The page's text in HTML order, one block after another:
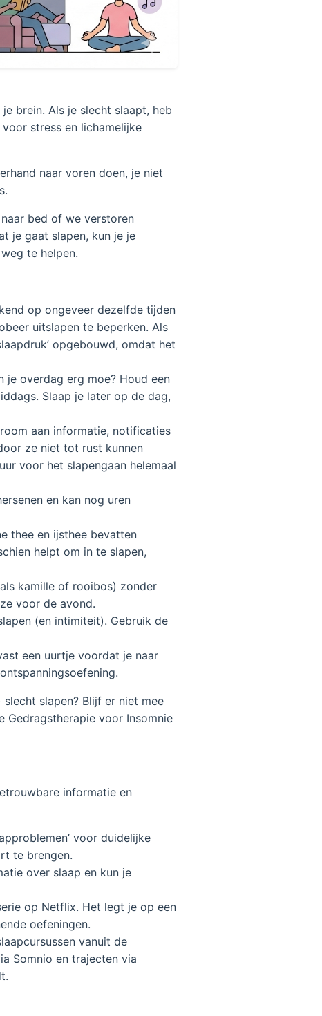
brein. Als je slecht slaapt, heb
stress en lichamelijke
naar voren doen, je niet
bed of we verstoren
je gaat slapen, kun je je
te helpen.
op ongeveer dezelfde tijden
uitslapen te beperken. Als
opgebouwd, omdat het
je overdag erg moe? Houd een
Slaap je later op de dag,
aan informatie, notificaties
ze niet tot rust kunnen
voor het slapengaan helemaal
en kan nog uren
thee en ijsthee bevatten
helpt om in te slapen,
kamille of rooibos) zonder
voor de avond.
(en intimiteit). Gebruik de
een uurtje voordat je naar
slapen? Blijf er niet mee
Gedragstherapie voor Insomnie
informatie en
voor duidelijke
te brengen.
over slaap en kun je
op Netflix. Het legt je op een
oefeningen.
vanuit de
Somnio en trajecten via